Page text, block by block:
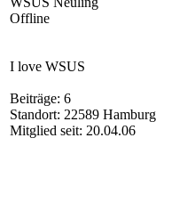
Offline
I love WSUS
Beiträge: 6
Standort: 22589 Hamburg
Mitglied seit: 20.04.06